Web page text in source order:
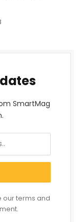
SmartMag
our terms and